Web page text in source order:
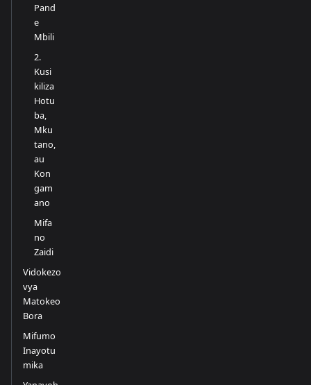
Pand
e
Mbili
2.
Kusi
kiliza
Hotu
ba,
Mku
tano,
au
Kon
gam
ano
Mifa
no
Zaidi
Vidokezo
vya
Matokeo
Bora
Mifumo
Inayotu
mika